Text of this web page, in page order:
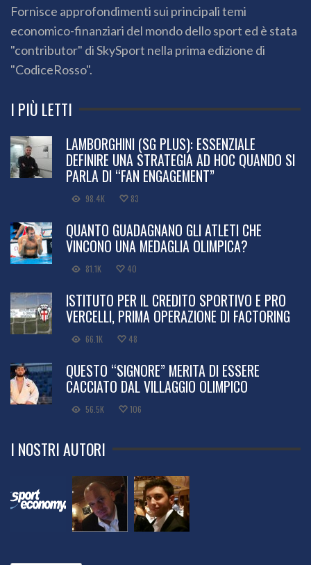
Fornisce approfondimenti sui principali temi
economico-finanziari del mondo dello sport ed è stata
"contributor" di SkySport nella prima edizione di
"CodiceRosso".
I PIÙ LETTI
LAMBORGHINI (SG PLUS): ESSENZIALE
DEFINIRE UNA STRATEGIA AD HOC QUANDO SI
PARLA DI “FAN ENGAGEMENT”
98.4K 83
QUANTO GUADAGNANO GLI ATLETI CHE
VINCONO UNA MEDAGLIA OLIMPICA?
81.1K 40
ISTITUTO PER IL CREDITO SPORTIVO E PRO
VERCELLI, PRIMA OPERAZIONE DI FACTORING
66.1K 48
QUESTO “SIGNORE” MERITA DI ESSERE
CACCIATO DAL VILLAGGIO OLIMPICO
56.5K 106
I NOSTRI AUTORI